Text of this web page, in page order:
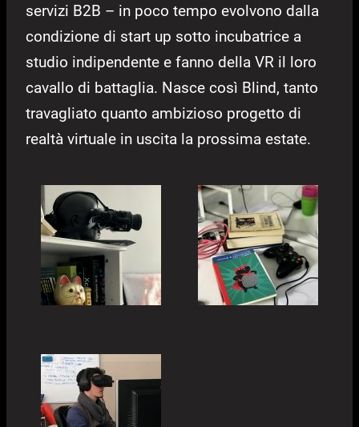
servizi B2B – in poco tempo evolvono dalla
condizione di start up sotto incubatrice a
studio indipendente e fanno della VR il loro
cavallo di battaglia. Nasce così Blind, tanto
travagliato quanto ambizioso progetto di
realtà virtuale in uscita la prossima estate.